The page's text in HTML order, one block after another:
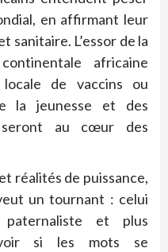
en affirmant leur
sanitaire. L’essor de la
africaine
de vaccins ou
la jeunesse et des
seront au cœur des
réalités de puissance,
un tournant : celui
paternaliste et plus
si les mots se